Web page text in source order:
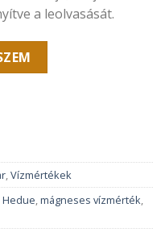
a leolvasását.
60 cm, mágnessel
,Vízmértékek
Hedue,mágneses vízmérték,